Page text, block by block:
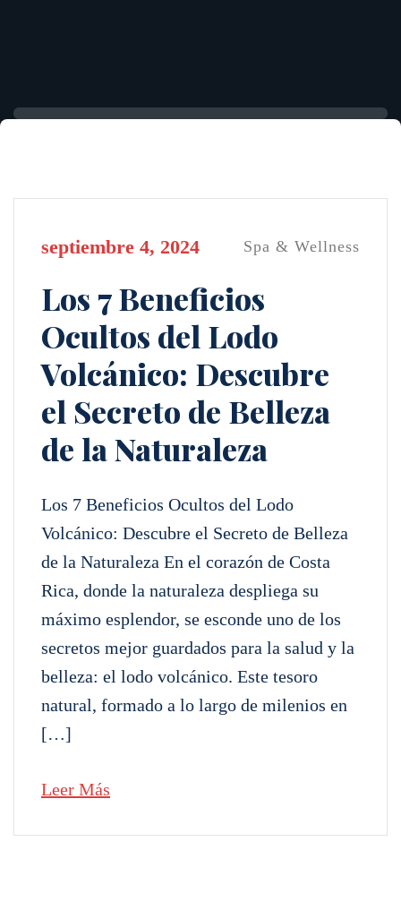
septiembre 4, 2024 Spa & Wellness
Los 7 Beneficios
Ocultos del Lodo
Volcánico: Descubre
el Secreto de Belleza
de la Naturaleza
Los 7 Beneficios Ocultos del Lodo
Volcánico: Descubre el Secreto de Belleza
de la Naturaleza En el corazón de Costa
Rica, donde la naturaleza despliega su
máximo esplendor, se esconde uno de los
secretos mejor guardados para la salud y la
belleza: el lodo volcánico. Este tesoro
natural, formado a lo largo de milenios en
[…]
Leer Más